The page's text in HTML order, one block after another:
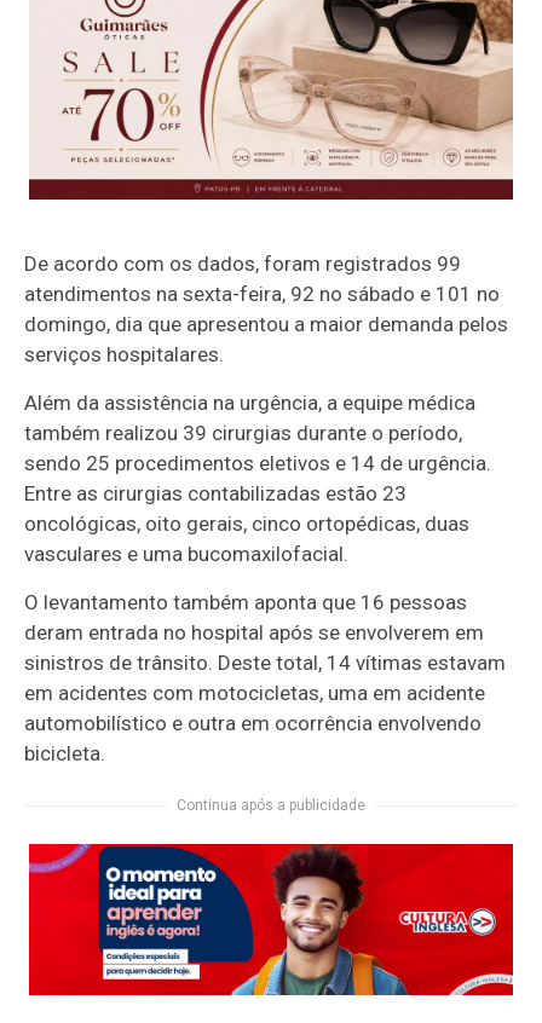
De acordo com os dados, foram registrados 99
atendimentos na sexta-feira, 92 no sábado e 101 no
domingo, dia que apresentou a maior demanda pelos
serviços hospitalares.
Além da assistência na urgência, a equipe médica
também realizou 39 cirurgias durante o período,
sendo 25 procedimentos eletivos e 14 de urgência.
Entre as cirurgias contabilizadas estão 23
oncológicas, oito gerais, cinco ortopédicas, duas
vasculares e uma bucomaxilofacial.
O levantamento também aponta que 16 pessoas
deram entrada no hospital após se envolverem em
sinistros de trânsito. Deste total, 14 vítimas estavam
em acidentes com motocicletas, uma em acidente
automobilístico e outra em ocorrência envolvendo
bicicleta.
Continua após a publicidade